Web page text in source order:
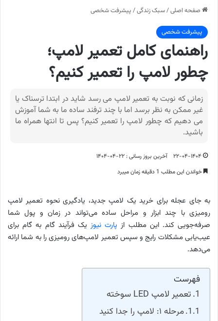
صفحه اصلی/سبک زندگی/ پیشرفت شخصی
پیشرفت شخصی
راهنمای کامل تعمیر لامپ؛
چطور لامپ را تعمیر کنیم؟
زمانی که نوبت به تعمیر لامپ می رسد شاید در ابتدا ترسناک یا
غیر ممکن به نظر برسد اما با چند ترفند ساده ما به شما آموزش
می دهیم که چطور لامپ را تعمیر کنیم؟ پس تا انتها همراه ما
باشید.
۲۲-۰۴-۱۴۰۴
آخرین بروز رسانی : ۲۲-۰۴-۱۴۰۴
خواندن این مطلب 1 دقیقه زمان میبرد
به جای عجله برای خرید یک لامپ جدید، یادگیری نحوه تعمیر لامپ
رومیزی با چند ابزار و مراحل ساده می‌تواند در زمان و پول شما
صرفه‌جویی کند. این مطلب از پارت نیوز یک فرآیند گام به گام برای
عیب‌یابی مشکلات رایج و سپس تعمیر لامپ‌های رومیزی را به شما ارائه
می‌دهد.
فهرست
تعمیر لامپ LED سوخته
مرحله ۱: لامپ را جدا کنید